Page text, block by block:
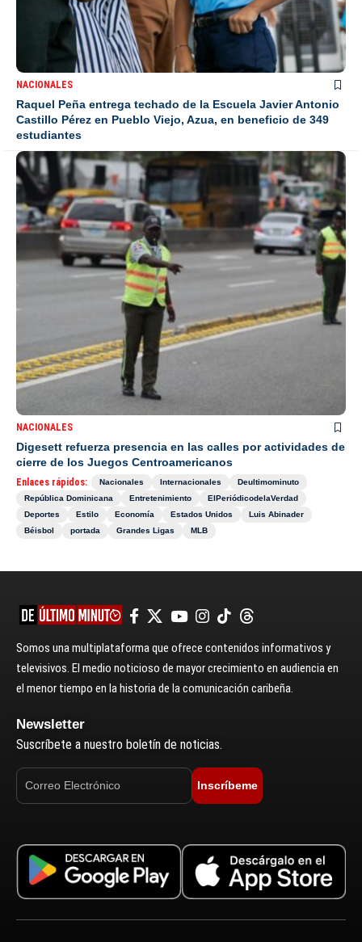
NACIONALES
Raquel Peña entrega techado de la Escuela Javier Antonio
Castillo Pérez en Pueblo Viejo, Azua, en beneficio de 349
estudiantes
NACIONALES
Digesett refuerza presencia en las calles por actividades de
cierre de los Juegos Centroamericanos
Enlaces rápidos: Nacionales Internacionales
Deultimominuto
República Dominicana
Entretenimiento
ElPeriódicodelaVerdad
Deportes
Estilo Economía Estados Unidos
Luis Abinader
Béisbol
portada Grandes Ligas MLB
Somos una multiplataforma que ofrece contenidos informativos y
televisivos. El medio noticioso de mayor crecimiento en audiencia en
el menor tiempo en la historia de la comunicación caribeña.
Newsletter
Suscríbete a nuestro boletín de noticias.
Inscríbeme